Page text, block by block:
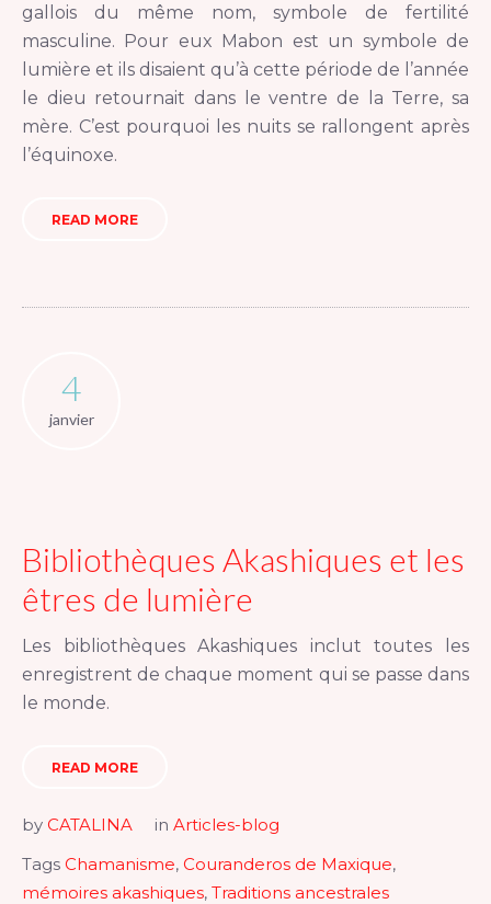
gallois du même nom, symbole de fertilité
masculine. Pour eux Mabon est un symbole de
lumière et ils disaient qu’à cette période de l’année
le dieu retournait dans le ventre de la Terre, sa
mère. C’est pourquoi les nuits se rallongent après
l’équinoxe.
READ MORE
4
janvier
Bibliothèques Akashiques et les
êtres de lumière
Les bibliothèques Akashiques inclut toutes les
enregistrent de chaque moment qui se passe dans
le monde.
READ MORE
by CATALINA in Articles-blog
Tags Chamanisme, Couranderos de Maxique,
mémoires akashiques, Traditions ancestrales